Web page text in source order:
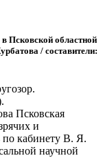
Псковской областной
/ составители:
Псковская
и
по кабинету В. Я.
научной